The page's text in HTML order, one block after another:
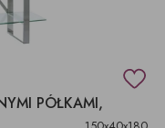
PÓŁKAMI,